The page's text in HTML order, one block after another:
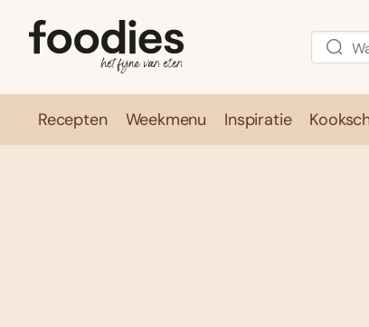
Recepten Weekmenu Inspiratie